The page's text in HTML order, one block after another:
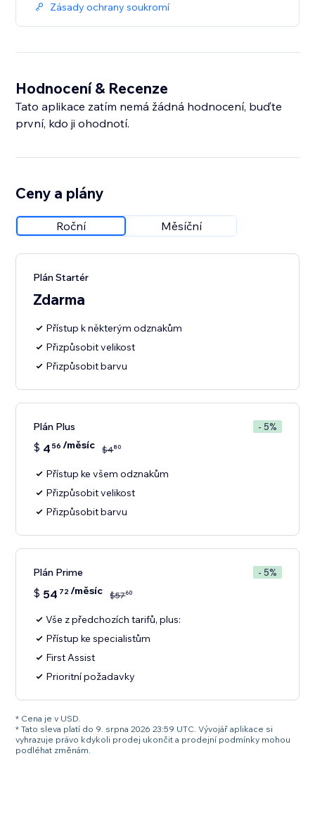
Zásady ochrany soukromí
Hodnocení & Recenze
Tato aplikace zatím nemá žádná hodnocení, buďte
první, kdo ji ohodnotí.
Ceny a plány
Roční Měsíční
Plán Startér
Zdarma
Přístup k některým odznakům
Přizpůsobit velikost
Přizpůsobit barvu
Plán Plus - 5%
$ 4 56 /měsíc $480
Přístup ke všem odznakům
Přizpůsobit velikost
Přizpůsobit barvu
Plán Prime - 5%
$ 54 72/měsíc $5760
Vše z předchozích tarifů, plus:
Přístup ke specialistům
First Assist
Prioritní požadavky
* Cena je v USD.
* Tato sleva platí do 9. srpna 2026 23:59 UTC. Vývojář aplikace si
vyhrazuje právo kdykoli prodej ukončit a prodejní podmínky mohou
podléhat změnám.